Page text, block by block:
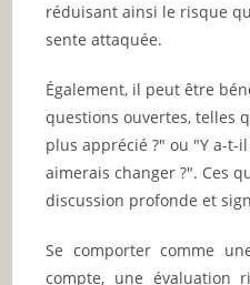
réduisant ainsi le risque
sente attaquée.
Également, il peut être
questions ouvertes, telles
plus apprécié ?" ou "Y a-t-
aimerais changer ?". Ces
discussion profonde et
Se comporter comme
compte, une évaluation